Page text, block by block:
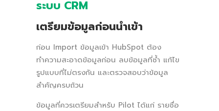
ระบบ CRM
เตรียมข้อมูลก่อนนำเข้า
ก่อน Import ข้อมูลเข้า HubSpot ต้อง
ทำความสะอาดข้อมูลก่อน ลบข้อมูลที่ซ้ำ แก้ไข
รูปแบบที่ไม่ตรงกัน และตรวจสอบว่าข้อมูล
สำคัญครบถ้วน
ข้อมูลที่ควรเตรียมสำหรับ Pilot ได้แก่ รายชื่อ